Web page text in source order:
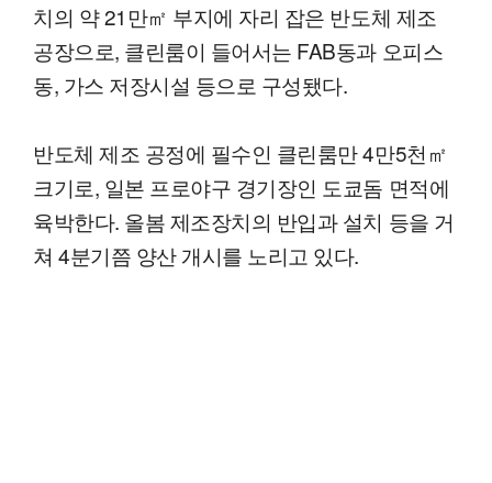
치의 약 21만㎡ 부지에 자리 잡은 반도체 제조
공장으로, 클린룸이 들어서는 FAB동과 오피스
동, 가스 저장시설 등으로 구성됐다.
반도체 제조 공정에 필수인 클린룸만 4만5천㎡
크기로, 일본 프로야구 경기장인 도쿄돔 면적에
육박한다. 올봄 제조장치의 반입과 설치 등을 거
쳐 4분기쯤 양산 개시를 노리고 있다.